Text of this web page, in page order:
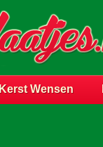
Kerst Wensen